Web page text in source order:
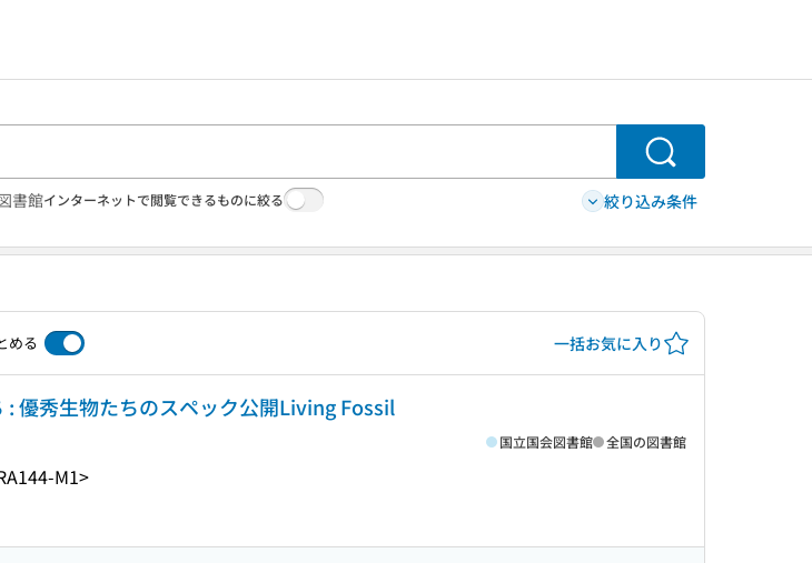
検索
書館インターネットで閲覧できるものに絞る 絞り込み条件
める 一括お気に入り
優秀生物たちのスペック公開Living Fossil
M1>
国立国会図書館 全国の図書館